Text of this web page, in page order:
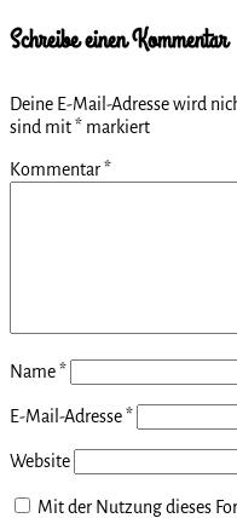
Schreibe einen Kommentar
Deine E-Mail-Adresse wird
sind mit* markiert
Kommentar*
Name*
E-Mail-Adresse*
Website
Mit der Nutzung dieses